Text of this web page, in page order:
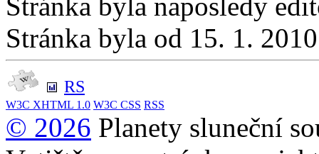
Stránka byla naposledy
Stránka byla od 15. 1.
RS
W3C XHTML 1.0 W3C CSS RSS
© 2026 Planety sluneční